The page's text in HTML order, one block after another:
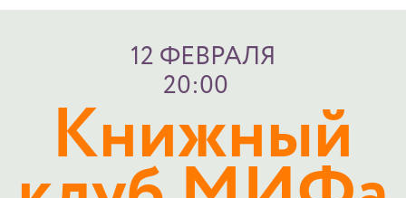
12 ФЕВРАЛЯ
20:00
Книжный
клуб МИФа
Онлайн-встреча в Zoom